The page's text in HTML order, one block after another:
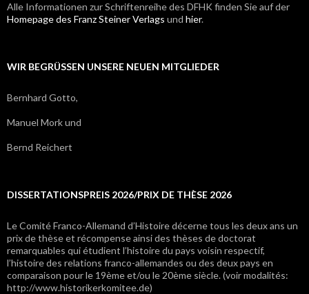
Alle Informationen zur Schriftenreihe des DFHK finden Sie auf der
Homepage des Franz Steiner Verlags und hier.
WIR BEGRÜSSEN UNSERE NEUEN MITGLIEDER
Bernhard Gotto,
Manuel Mork und
Bernd Reichert
DISSERTATIONSPREIS 2026/PRIX DE THÈSE 2026
Le Comité Franco-Allemand d’Histoire décerne tous les deux ans un
prix de thèse et récompense ainsi des thèses de doctorat
remarquables qui étudient l’histoire du pays voisin respectif,
l’histoire des relations franco-allemandes ou des deux pays en
comparaison pour le 19ème et/ou le 20ème siècle. (voir modalités:
http://www.historikerkomitee.de)